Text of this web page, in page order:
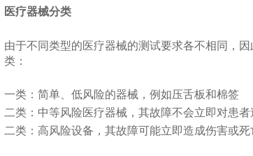
医疗器械分类
由于不同类型的医疗器械的测试要求各不相同，
类：
一类：简单、低风险的器械，例如压舌板和棉签
二类：中等风险医疗器械，其故障不会立即对患
二类：高风险设备，其故障可能立即造成伤害或